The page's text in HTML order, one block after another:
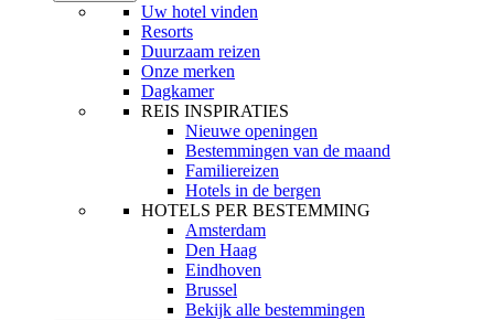
Uw hotel vinden
Resorts
Duurzaam reizen
Onze merken
Dagkamer
REIS INSPIRATIES
Nieuwe openingen
Bestemmingen van de maand
Familiereizen
Hotels in de bergen
HOTELS PER BESTEMMING
Amsterdam
Den Haag
Eindhoven
Brussel
Bekijk alle bestemmingen